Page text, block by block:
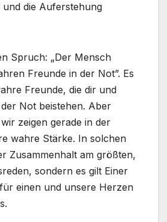
und die Auferstehung
Spruch: „Der Mensch
Freunde in der Not”. Es
Freunde, die dir und
Not beistehen. Aber
zeigen gerade in der
wahre Stärke. In solchen
Zusammenhalt am größten,
sondern es gilt Einer
einen und unsere Herzen